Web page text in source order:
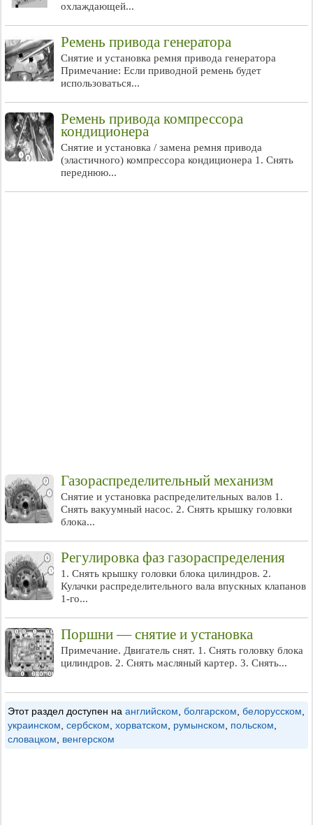
охлаждающей...
Ремень привода генератора
Снятие и установка ремня привода генератора
Примечание: Если приводной ремень будет
использоваться...
Ремень привода компрессора
кондиционера
Снятие и установка / замена ремня привода
(эластичного) компрессора кондиционера 1. Снять
переднюю...
Газораспределительный механизм
Снятие и установка распределительных валов 1.
Снять вакуумный насос. 2. Снять крышку головки
блока...
Регулировка фаз газораспределения
1. Снять крышку головки блока цилиндров. 2.
Кулачки распределительного вала впускных клапанов
1-го...
Поршни — снятие и установка
Примечание. Двигатель снят. 1. Снять головку блока
цилиндров. 2. Снять масляный картер. 3. Снять...
Этот раздел доступен на английском болгарском белорусском
украинском сербском хорватском румынском польском
словацком
венгерском